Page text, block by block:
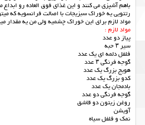
باهم آشپزی می کنند و این غذای فوق العاده رو
رتتویی یه خوراک سبزیجات با اصالت فرانسویه که
مواد لازم برای این خوراک چشمیه ولی من یه مقدار
مواد لازم :
پیاز دو عدد
سیر ۳ حبه
فلفل دلمه ای یک عدد
گوجه فرنگی ۳ عدد
هویج بزرگ یک عدد
کدو بزرگ یک عدد
بادمجان یک عدد
گوجه فرنگی دو عدد
روغن زیتون دو قاشق
آویشن
نمک و فلفل سیاه